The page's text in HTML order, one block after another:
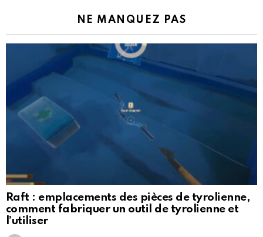
NE MANQUEZ PAS
Raft : emplacements des pièces de tyrolienne,
comment fabriquer un outil de tyrolienne et
l’utiliser